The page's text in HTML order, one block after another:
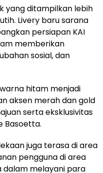
yang ditampilkan lebih
Livery baru sarana
persiapan KAI
memberikan
sosial, dan
hitam menjadi
aksen merah dan gold
serta eksklusivitas
Basoetta.
juga terasa di area
pengguna di area
dalam melayani para